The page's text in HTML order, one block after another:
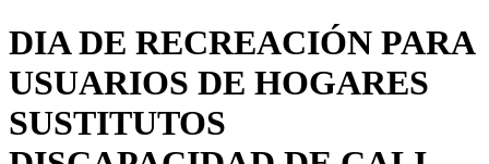
DIA DE RECREACIÓN PARA
USUARIOS DE HOGARES
SUSTITUTOS